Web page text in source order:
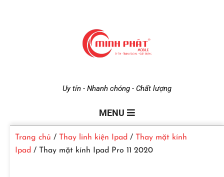
i
n
Uy tín - Nhanh chóng - Chất lượng
MENU
Trang chủ / Thay linh kiện Ipad /
Thay mặt kính
Ipad / Thay mặt kính Ipad Pro 11 2020